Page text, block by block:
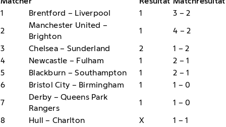
1
Brentford – Liverpool 1
3 – 2
2
Manchester United –
Brighton
1
4 – 2
3
Chelsea – Sunderland 2
1 – 2
4
Newcastle – Fulham 1
2 – 1
5
Blackburn – Southampton 1
2 – 1
6
Bristol City – Birmingham 1
1 – 0
7
Derby – Queens Park
Rangers
1
1 – 0
8
Hull – Charlton X
1 – 1